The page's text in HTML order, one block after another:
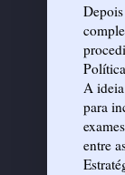
A
para
entre